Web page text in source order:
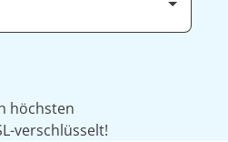
höchsten
verschlüsselt!